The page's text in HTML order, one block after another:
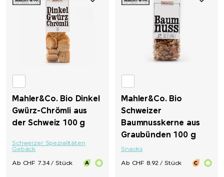
Mahler&Co. Bio Dinkel
Gwürz-Chrömli aus
der Schweiz 100 g
Schweizer Spezialitäten
Gebäck
Ab CHF 7.34 / Stück
Mahler&Co. Bio
Schweizer
Baumnusskerne aus
Graubünden 100 g
Snacks
Ab CHF 8.92 / Stück